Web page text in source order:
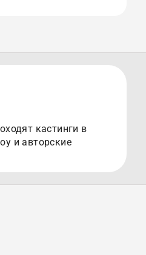
кастинги в
и авторские